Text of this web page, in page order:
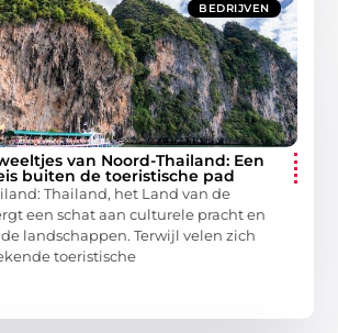
BEDRIJVEN
van Noord-Thailand: Een
buiten de toeristische pad
Thailand, het Land van de
een schat aan culturele pracht en
landschappen. Terwijl velen zich
toeristische